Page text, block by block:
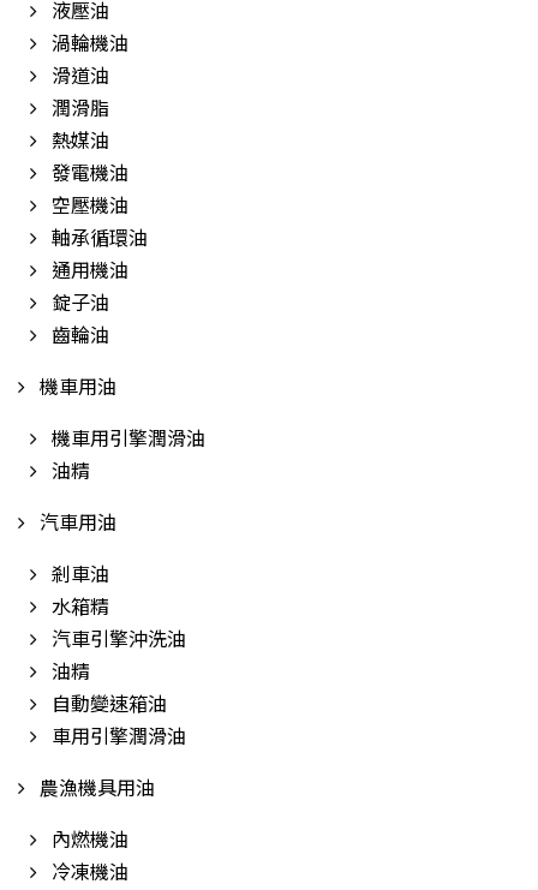
液壓油
渦輪機油
滑道油
潤滑脂
熱媒油
發電機油
空壓機油
軸承循環油
通用機油
錠子油
齒輪油
機車用油
機車用引擎潤滑油
油精
汽車用油
剎車油
水箱精
汽車引擎沖洗油
油精
自動變速箱油
車用引擎潤滑油
農漁機具用油
內燃機油
冷凍機油